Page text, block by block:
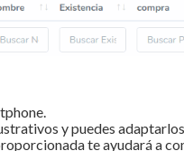
y puedes
te ayudará a